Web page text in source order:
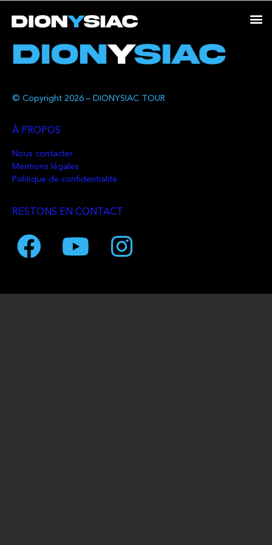
© Copyright 2026 – DIONYSIAC TOUR
À PROPOS
Nous contacter
Mentions légales
Politique de confidentialité
RESTONS EN CONTACT